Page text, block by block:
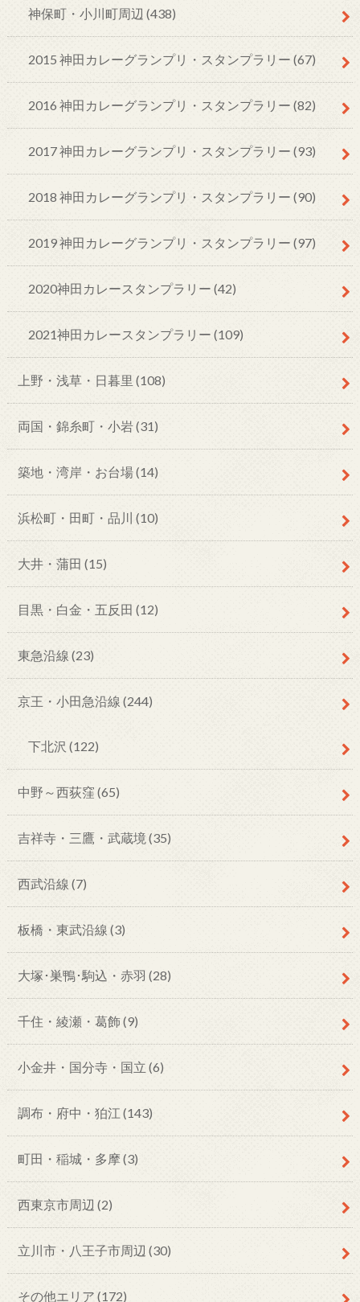
神保町・小川町周辺 (438)
2015 神田カレーグランプリ・スタンプラリー (67)
2016 神田カレーグランプリ・スタンプラリー (82)
2017 神田カレーグランプリ・スタンプラリー (93)
2018 神田カレーグランプリ・スタンプラリー (90)
2019 神田カレーグランプリ・スタンプラリー (97)
2020神田カレースタンプラリー (42)
2021神田カレースタンプラリー (109)
上野・浅草・日暮里 (108)
両国・錦糸町・小岩(31)
築地・湾岸・お台場(14)
浜松町・田町・品川 (10)
大井・蒲田 (15)
目黒・白金・五反田 (12)
東急沿線 (23)
京王・小田急沿線 (244)
下北沢 (122)
中野～西荻窪 (65)
吉祥寺・三鷹・武蔵境 (35)
西武沿線 (7)
板橋・東武沿線 (3)
大塚･巣鴨･駒込・赤羽 (28)
千住・綾瀬・葛飾(9)
小金井・国分寺・国立 (6)
調布・府中・狛江 (143)
町田・稲城・多摩(3)
西東京市周辺 (2)
立川市・八王子市周辺 (30)
その他エリア (172)